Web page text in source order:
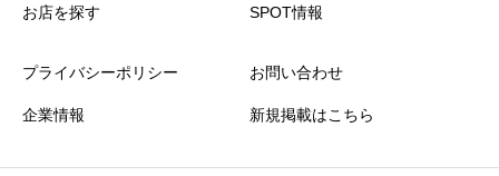
お店を探す SPOT情報
プライバシーポリシー
企業情報
お問い合わせ
新規掲載はこちら